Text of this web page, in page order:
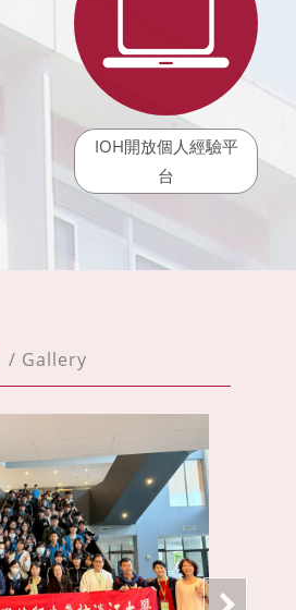
IOH開放個人經驗平
台
/ Gallery